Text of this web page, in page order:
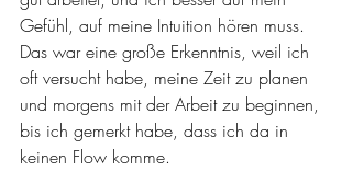
Gefühl, auf meine Intuition hören muss.
Das war eine große Erkenntnis, weil ich
oft versucht habe, meine Zeit zu planen
und morgens mit der Arbeit zu beginnen,
bis ich gemerkt habe, dass ich da in
keinen Flow komme.